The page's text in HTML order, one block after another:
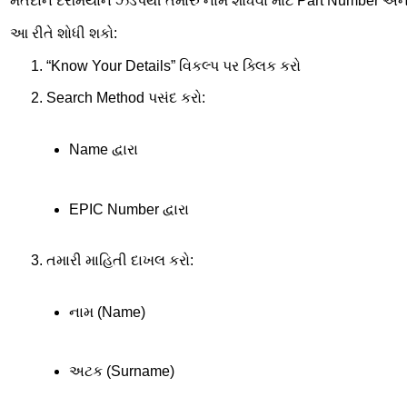
આ રીતે શોધી શકો:
“Know Your Details” વિકલ્પ પર ક્લિક કરો
Search Method પસંદ કરો:
Name દ્વારા
EPIC Number દ્વારા
તમારી માહિતી દાખલ કરો:
નામ (Name)
અટક (Surname)